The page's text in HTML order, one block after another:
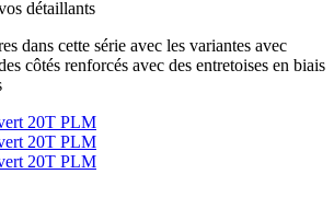
détaillants
dans cette série avec les variantes avec
côtés renforcés avec des entretoises en biais